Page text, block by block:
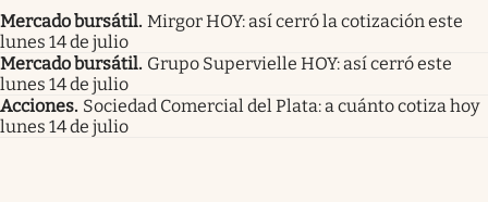
Mercado bursátil. Mirgor HOY: así cerró la cotización este
lunes 14 de julio
Mercado bursátil. Grupo Supervielle HOY: así cerró este
lunes 14 de julio
Acciones. Sociedad Comercial del Plata: a cuánto cotiza hoy
lunes 14 de julio